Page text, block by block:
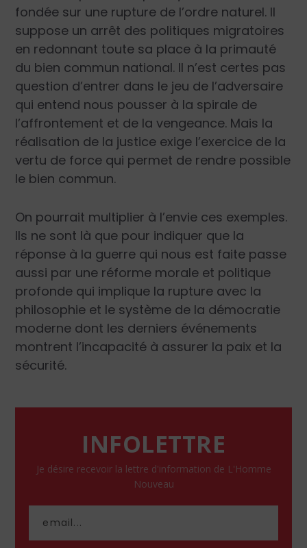
fondée sur une rupture de l’ordre naturel. Il
suppose un arrêt des politiques migratoires
en redonnant toute sa place à la primauté
du bien commun national. Il n’est certes pas
question d’entrer dans le jeu de l’adversaire
qui entend nous pousser à la spirale de
l’affrontement et de la vengeance. Mais la
réalisation de la justice exige l’exercice de la
vertu de force qui permet de rendre possible
le bien commun.
On pourrait multiplier à l’envie ces exemples.
Ils ne sont là que pour indiquer que la
réponse à la guerre qui nous est faite passe
aussi par une réforme morale et politique
profonde qui implique la rupture avec la
philosophie et le système de la démocratie
moderne dont les derniers événements
montrent l’incapacité à assurer la paix et la
sécurité.
INFOLETTRE
Je désire recevoir la lettre d'information de L'Homme
Nouveau